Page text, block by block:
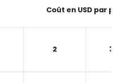
Coût en USD par
2 3